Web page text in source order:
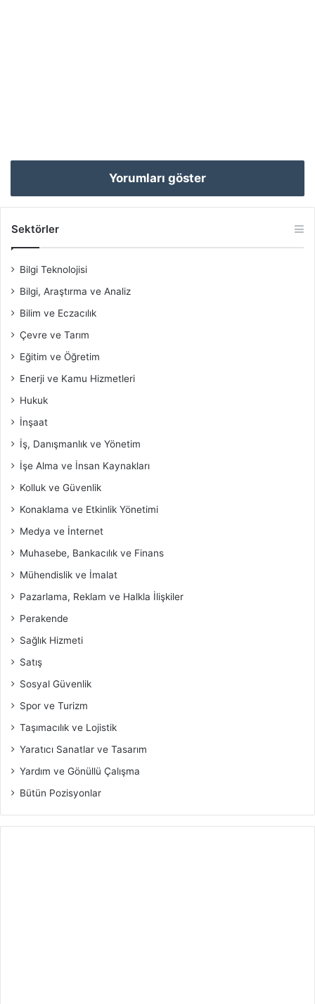
Yorumları göster
Sektörler
Bilgi Teknolojisi
Bilgi, Araştırma ve Analiz
Bilim ve Eczacılık
Çevre ve Tarım
Eğitim ve Öğretim
Enerji ve Kamu Hizmetleri
Hukuk
İnşaat
İş, Danışmanlık ve Yönetim
İşe Alma ve İnsan Kaynakları
Kolluk ve Güvenlik
Konaklama ve Etkinlik Yönetimi
Medya ve İnternet
Muhasebe, Bankacılık ve Finans
Mühendislik ve İmalat
Pazarlama, Reklam ve Halkla İlişkiler
Perakende
Sağlık Hizmeti
Satış
Sosyal Güvenlik
Spor ve Turizm
Taşımacılık ve Lojistik
Yaratıcı Sanatlar ve Tasarım
Yardım ve Gönüllü Çalışma
Bütün Pozisyonlar